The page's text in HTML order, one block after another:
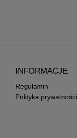
INFORMACJE
Regulamin
Polityka prywatności